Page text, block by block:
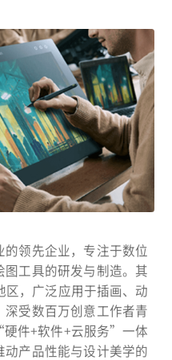
的领先企业，专注于数位
工具的研发与制造。其
区，广泛应用于插画、动
受数百万创意工作者青
件+软件+云服务”一体
产品性能与设计美学的